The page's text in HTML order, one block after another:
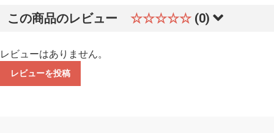
この商品のレビュー ☆☆☆☆☆ (0)
レビューはありません。
レビューを投稿